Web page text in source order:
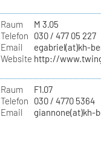
Raum
M 3.05
Telefon
030 / 477 05 227
Email
egabriel(at)kh-
Website http://
Raum
F1.07
Telefon
030 / 4770 5364
Email
giannone(at)kh-